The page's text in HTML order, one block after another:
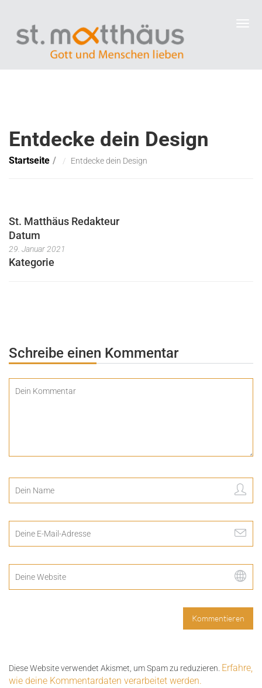
Entdecke dein Design
Startseite Entdecke dein Design
St. Matthäus Redakteur
Datum
29. Januar 2021
Kategorie
Schreibe einen Kommentar
Diese Website verwendet Akismet, um Spam zu reduzieren. Erfahre,
wie deine Kommentardaten verarbeitet werden.